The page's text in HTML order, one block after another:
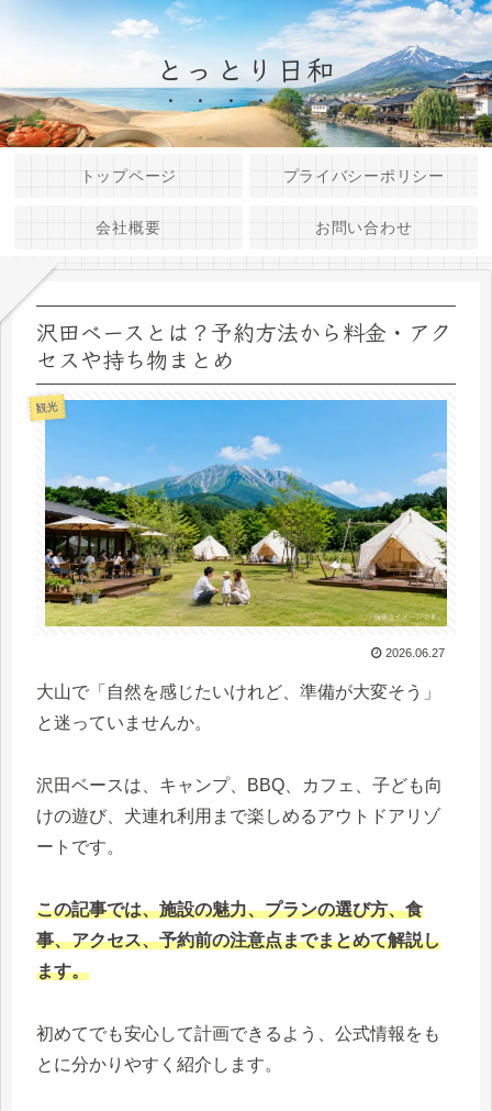
とっとり日和
トップページ プライバシーポリシー
会社概要 お問い合わせ
沢田ベースとは？予約方法から料金・アク
セスや持ち物まとめ
観光
2026.06.27
大山で「自然を感じたいけれど、準備が大変そう」
と迷っていませんか。
沢田ベースは、キャンプ、BBQ、カフェ、子ども向
けの遊び、犬連れ利用まで楽しめるアウトドアリゾ
ートです。
この記事では、施設の魅力、プランの選び方、食
事、アクセス、予約前の注意点までまとめて解説し
ます。
初めてでも安心して計画できるよう、公式情報をも
とに分かりやすく紹介します。